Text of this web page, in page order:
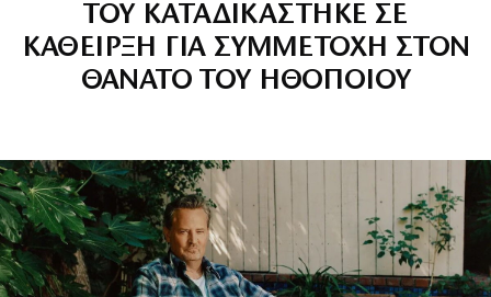
ΤΟΥ ΚΑΤΑΔΙΚΑΣΤΗΚΕ ΣΕ
ΚΑΘΕΙΡΞΗ ΓΙΑ ΣΥΜΜΕΤΟΧΗ ΣΤΟΝ
ΘΑΝΑΤΟ ΤΟΥ ΗΘΟΠΟΙΟΥ